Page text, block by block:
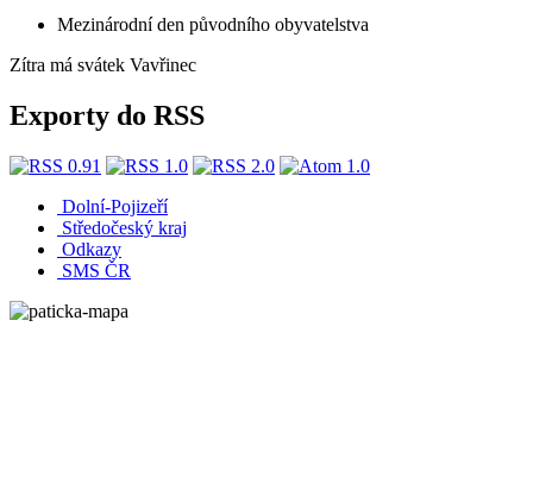
Mezinárodní den původního obyvatelstva
Zítra má svátek Vavřinec
Exporty do RSS
Dolní-Pojizeří
Středočeský kraj
Odkazy
SMS ČR